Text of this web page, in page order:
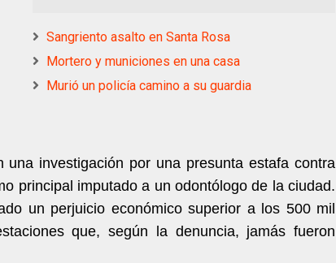
Sangriento asalto en Santa Rosa
Mortero y municiones en una casa
Murió un policía camino a su guardia
investigación por una presunta estafa contra
principal imputado a un odontólogo de la ciudad.
un perjuicio económico superior a los 500 mil
que, según la denuncia, jamás fueron